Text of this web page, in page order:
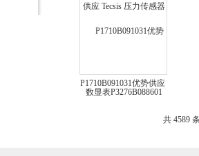
表P3276B088601
P1710B091031优势供应
共 4589